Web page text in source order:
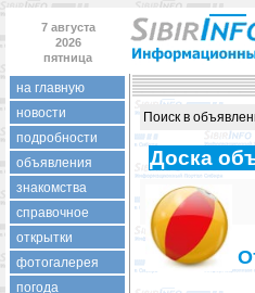
7 августа
2026
пятница
на главную
новости
подробности
объявления
знакомства
справочное
открытки
фотогалерея
погода
Поиск в
Доска